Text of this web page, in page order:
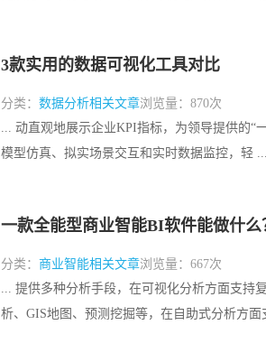
3款实用的数据可视化工具对比
分类： 数据分析相关文章浏览量：870次
... 动直观地展示企业KPI指标，为领导提供的“
模型仿真、拟实场景交互和实时数据监控，轻 ...
一款全能型商业智能BI软件能做什么
分类： 商业智能相关文章浏览量：667次
... 提供多种分析手段，在可视化分析方面支持
析、GIS地图、预测挖掘等，在自助式分析方面